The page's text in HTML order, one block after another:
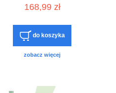
168,99 zł
do koszyka
zobacz więcej